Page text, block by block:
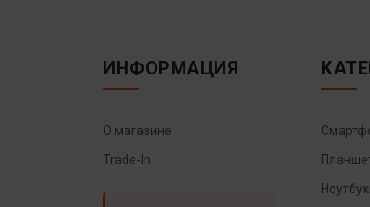
ИНФОРМАЦИЯ
О магазине
Trade-In